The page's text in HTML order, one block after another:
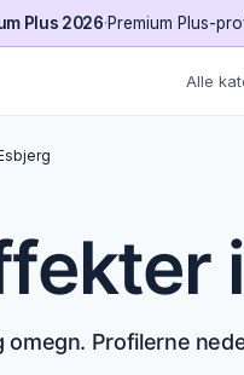
Plus 2026·Premium Plus-
Alle
Profilerne